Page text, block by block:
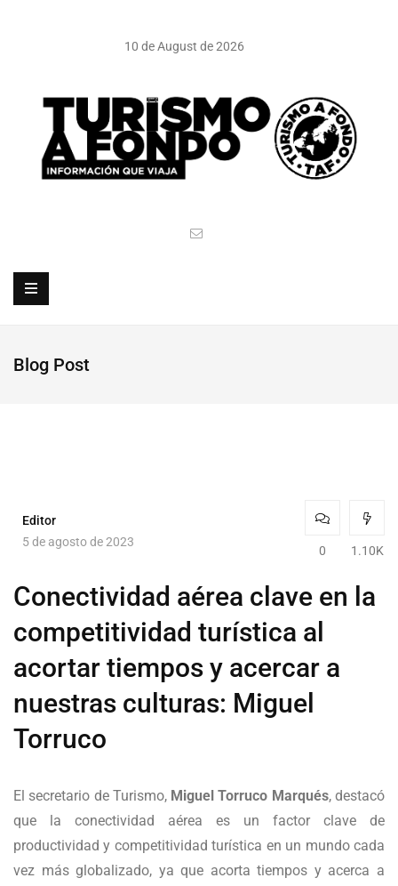
10 de August de 2026
Blog Post
Editor
5 de agosto de 2023
0 1.10K
Conectividad aérea clave en la
competitividad turística al
acortar tiempos y acercar a
nuestras culturas: Miguel
Torruco
El secretario de Turismo, Miguel Torruco Marqués, destacó
que la conectividad aérea es un factor clave de
productividad y competitividad turística en un mundo cada
vez más globalizado, ya que acorta tiempos y acerca a